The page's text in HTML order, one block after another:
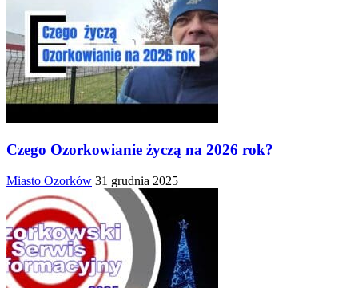
Czego Ozorkowianie życzą na 2026 rok?
Miasto Ozorków 31 grudnia 2025